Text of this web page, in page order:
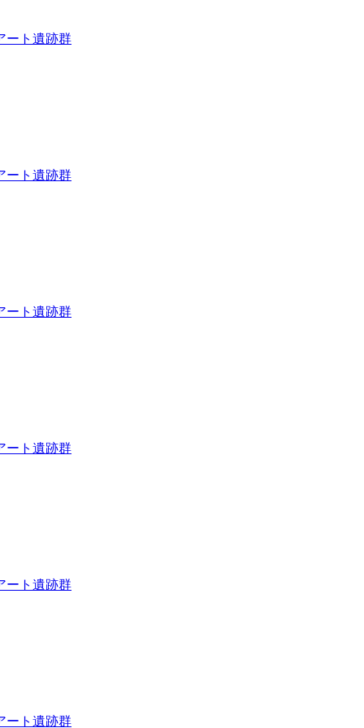
ート遺跡群
ート遺跡群
ート遺跡群
ート遺跡群
ート遺跡群
ート遺跡群